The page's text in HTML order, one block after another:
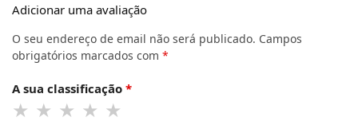
Adicionar uma avaliação
O seu endereço de email não será publicado. Campos
obrigatórios marcados com *
A sua classificação *